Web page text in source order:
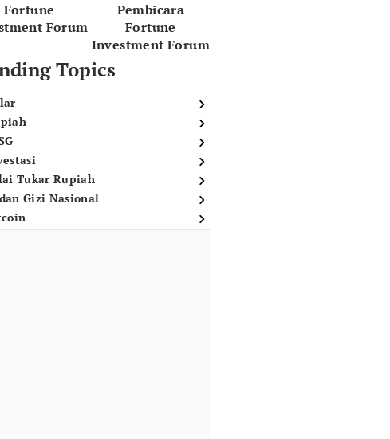
Fortune
Forum
Pembicara
Fortune
Investment Forum
Topics
Tukar Rupiah
Gizi Nasional